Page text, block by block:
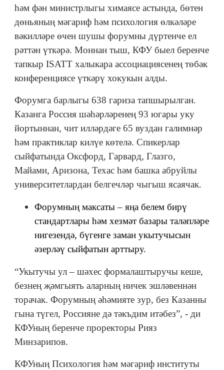
һәм фән министрлыгы химаясе астында, бөтен
дөньяның мәгариф һәм психология өлкәләре
вәкилләре өчен шушы форумны дүртенче ел
рәттән үткәрә. Моннан тыш, КФУ быел беренче
тапкыр ISATT халыкара ассоциациясенең төбәк
конференциясе үткәрү хокукын алды.
Форумга барлыгы 638 гариза тапшырылган.
Казанга Россия шәһәрләренең 93 югары уку
йортыннан, чит илләрдәге 65 вуздан галимнәр
һәм практиклар килүе көтелә. Спикерлар
сыйфатында Оксфорд, Гарвард, Глазго,
Майами, Аризона, Техас һәм башка абруйлы
университетлардан белгечләр чыгыш ясаячак.
Форумның максаты – яңа белем бирү
стандартлары һәм хезмәт базары таләпләре
нигезендә, бүгенге заман укытучысын
әзерләү сыйфатын арттыру.
“Укытучы ул – шәхес формалаштыручы кеше,
безнең җәмгыять аларның ничек эшләвеннән
торачак. Форумның әһәмияте зур, без Казанны
гына түгел, Россияне дә тәкъдим итәбез”, - ди
КФУның беренче проректоры Рияз
Минзарипов.
КФУның Психология һәм мәгариф институты